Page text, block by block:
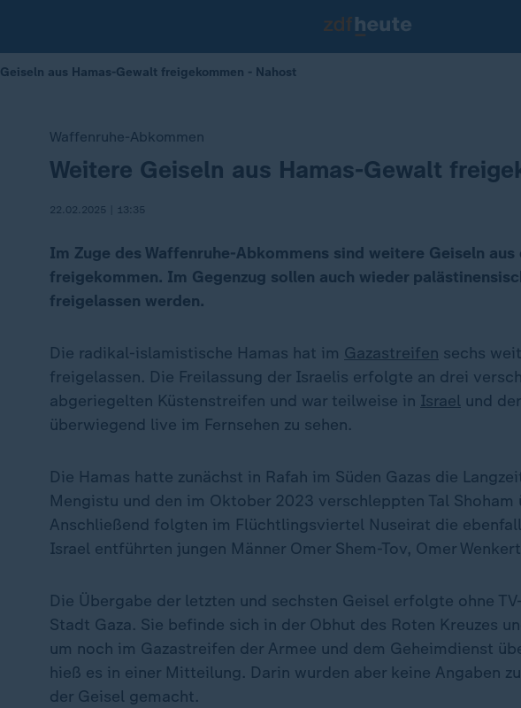
Geiseln aus Hamas-Gewalt freigekommen - Nahost
Waffenruhe-Abkommen
:
Weitere Geiseln aus Hamas-Gewalt
22.02.2025 | 13:35
Im Zuge des Waffenruhe-Abkommens sind weitere Geiseln aus
freigekommen. Im Gegenzug sollen auch wieder
freigelassen werden.
Die radikal-islamistische Hamas hat im Gazastreifen sechs
freigelassen. Die Freilassung der Israelis erfolgte an drei
abgeriegelten Küstenstreifen und war teilweise in Israel und
überwiegend live im Fernsehen zu sehen.
Die Hamas hatte zunächst in Rafah im Süden Gazas die
Mengistu und den im Oktober 2023 verschleppten Tal Shoham
Anschließend folgten im Flüchtlingsviertel Nuseirat die
Israel entführten jungen Männer Omer Shem-Tov, Omer
Die Übergabe der letzten und sechsten Geisel erfolgte ohne
Stadt Gaza. Sie befinde sich in der Obhut des Roten Kreuzes
um noch im Gazastreifen der Armee und dem Geheimdienst
hieß es in einer Mitteilung. Darin wurden aber keine Angaben
der Geisel gemacht.